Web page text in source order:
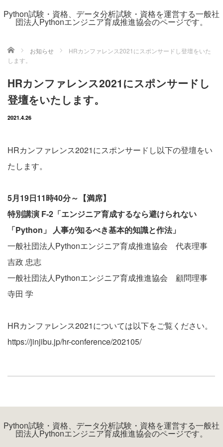
Python試験・資格、データ分析試験・資格を運営する一般社
団法人Pythonエンジニア育成推進協会のページです。
ホーム お知らせ
HRカンファレンス2021にスポンサードし登壇をいた
します。
HRカンファレンス2021にスポンサードし
登壇をいたします。
2021.4.26
HRカンファレンス2021にスポンサードし以下の登壇をい
たします。
5月19日11時40分～【満席】
特別講演 F-2「エンジニア育成するなら避けられない
「Python」 人事が知るべき基本的知識と作法」
一般社団法人Pythonエンジニア育成推進協会 代表理事
吉政 忠志
一般社団法人Pythonエンジニア育成推進協会 顧問理事
寺田 学
HRカンファレンス2021については以下をご覧ください。
https://jinjibu.jp/hr-conference/202105/
Python試験・資格、データ分析試験・資格を運営する一般社
団法人Pythonエンジニア育成推進協会のページです。